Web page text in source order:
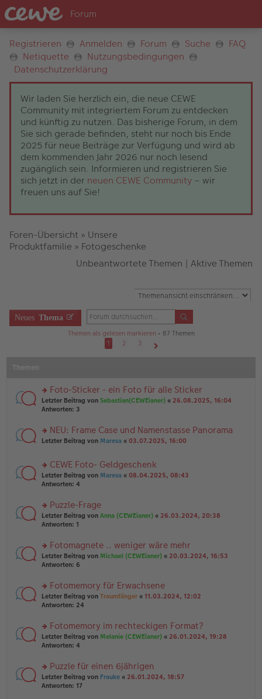
Registrieren Anmelden Forum Suche
FAQ
Netiquette
Nutzungsbedingungen
Datenschutzerklärung
Wir laden Sie herzlich ein, die neue CEWE
Community mit integriertem Forum zu entdecken
und künftig zu nutzen. Das bisherige Forum, in dem
Sie sich gerade befinden, steht nur noch bis Ende
2025 für neue Beiträge zur Verfügung und wird ab
dem kommenden Jahr 2026 nur noch lesend
zugänglich sein. Informieren und registrieren Sie
sich jetzt in der neuen CEWE Community – wir
freuen uns auf Sie!
Foren-Übersicht » Unsere
Produktfamilie » Fotogeschenke
Unbeantwortete Themen | Aktive Themen
Neues Thema
Themen als gelesen markieren• 87 Themen
1
2
3
rs
te
n
g
es
e
n
er
ei
tr
a
Foto-Sticker - ein Foto für alle Sticker
Letzter Beitrag von Sebastian(CEWEianer) « 26.08.2025, 16:04
Antworten: 3
rs
u
n
g
es
e
n
er
ei
tr
a
NEU: Frame Case und Namenstasse Panorama
Letzter Beitrag von Maresa « 03.07.2025, 16:00
rs
te
n
g
el
e
n
er
tr
a
g
CEWE Foto- Geldgeschenk
Letzter Beitrag von Maresa « 08.04.2025, 08:43
Antworten: 4
rs
te
n
g
el
e
n
er
tr
a
g
Puzzle-Frage
Letzter Beitrag von Anna (CEWEianer) « 26.03.2024, 20:38
Antworten: 1
rs
te
n
g
el
e
n
er
tr
a
g
Fotomagnete .. weniger wäre mehr
Letzter Beitrag von Michael (CEWEianer) « 20.03.2024, 16:53
Antworten: 6
rs
te
n
g
el
e
n
er
Fotomemory für Erwachsene
Letzter Beitrag von Traumfänger « 11.03.2024, 12:02
Antworten: 24
rs
te
n
g
el
Fotomemory im rechteckigen Format?
Letzter Beitrag von Melanie (CEWEianer) « 26.01.2024, 19:28
Antworten: 4
rs
te
Puzzle für einen 6jährigen
Letzter Beitrag von Frauke « 26.01.2024, 18:57
Antworten: 17